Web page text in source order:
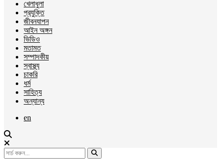
খেলাধুলা
প্রযুক্তি
জীবনযাপন
আইন অঙ্গন
ভিডিও
মতামত
সম্পাদকীয়
স্বাস্থ্য
চাকরি
ধর্ম
সাহিত্য
অন্যান্য
en